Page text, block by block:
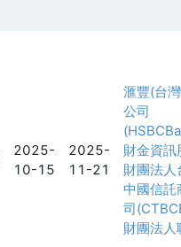
2025-
10-15
2025-
11-21
滙豐(台
公司
財金資訊
財團法人
中國信託
司
財團法人